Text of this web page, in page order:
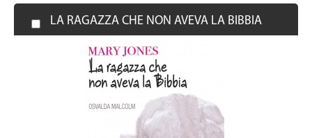
LA RAGAZZA CHE NON AVEVA LA BIBBIA